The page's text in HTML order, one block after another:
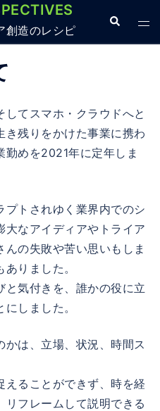
創造のレシピ
検
索
ト
グ
ュ
ー
てスマホ・クラウドへと
残りをかけた事業に携わ
勤めを2021年に定年しま
トされゆく業界内でのシ
大なアイディアやトライア
の失敗や苦い思いもしま
りました。
気付きを、誰かの役に立
しました。
は、立場、状況、時間ス
ることができず、時を経
フレームして説明できる